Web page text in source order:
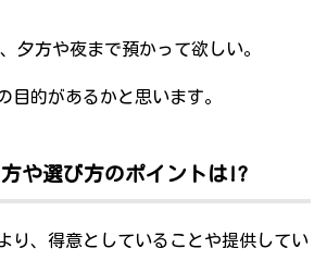
夕方や夜まで預かって欲しい。
目的があるかと思います。
や選び方のポイントは!?
り、得意としていることや提供してい